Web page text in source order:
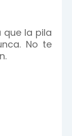
que la pila
No te